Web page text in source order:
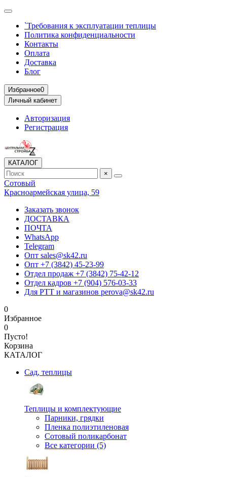
`Требования к эксплуатации теплицы
Политика конфиденциальности
Контакты
Оплата
Доставка
Блог
Избранное0
Личный кабинет
Авторизация
Регистрация
КАТАЛОГ
×
Сотовый
Красноармейская улица, 59
Заказать звонок
ДОСТАВКА
ПОЧТА
WhatsApp
Telegram
Опт sales@sk42.ru
Опт +7 (3842) 45-23-99
Отдел продаж +7 (3842) 75-42-12
Отдел кадров +7 (904) 576-03-33
Для РТТ и магазинов perova@sk42.ru
0
Избранное
0
Пусто!
Корзина
КАТАЛОГ
Сад, теплицы
Теплицы и комплектующие
Парники, грядки
Пленка полиэтиленовая
Сотовый поликарбонат
Все категории (5)